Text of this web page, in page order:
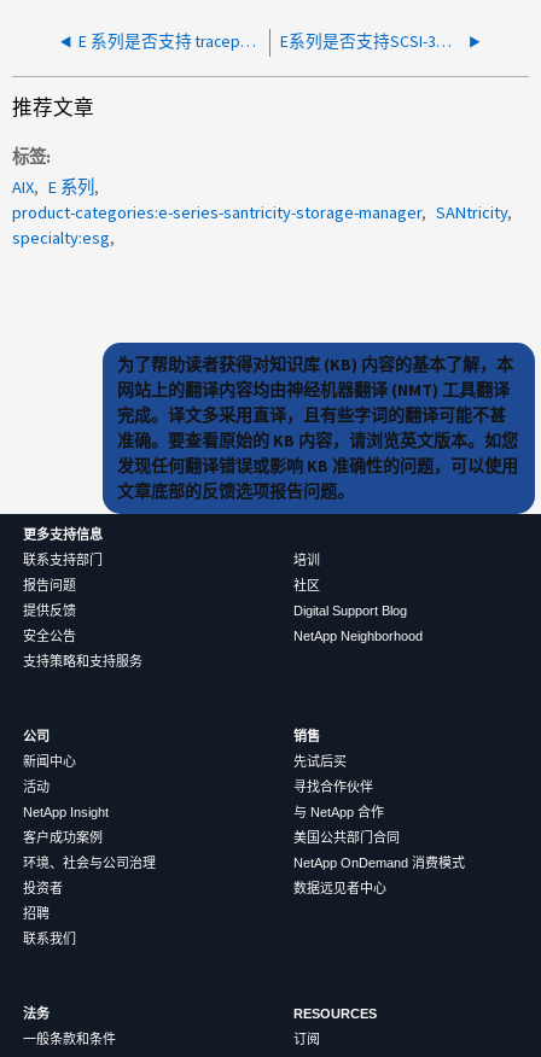
E 系列是否支持 tracepath 命令？ E系列是否支持SCSI-3持久预留功能？
推荐文章
标签
AIX
E 系列
product-categories:e-series-santricity-storage-manager
SANtricity
specialty:esg
为了帮助读者获得对知识库 (KB) 内容的基本了解，本
网站上的翻译内容均由神经机器翻译 (NMT) 工具翻译
完成。译文多采用直译，且有些字词的翻译可能不甚
准确。要查看原始的 KB 内容，请浏览英文版本。如您
发现任何翻译错误或影响 KB 准确性的问题，可以使用
文章底部的反馈选项报告问题。
更多支持信息
联系支持部门
报告问题
提供反馈
安全公告
支持策略和支持服务
培训
社区
Digital Support Blog
NetApp Neighborhood
公司
新闻中心
活动
NetApp Insight
客户成功案例
环境、社会与公司治理
投资者
招聘
联系我们
销售
先试后买
寻找合作伙伴
与 NetApp 合作
美国公共部门合同
NetApp OnDemand 消费模式
数据远见者中心
法务
一般条款和条件
RESOURCES
订阅